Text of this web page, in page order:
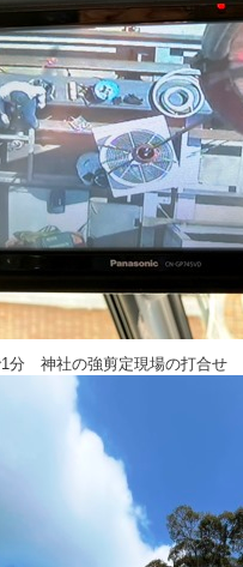
1分 神社の強剪定現場の打合せ